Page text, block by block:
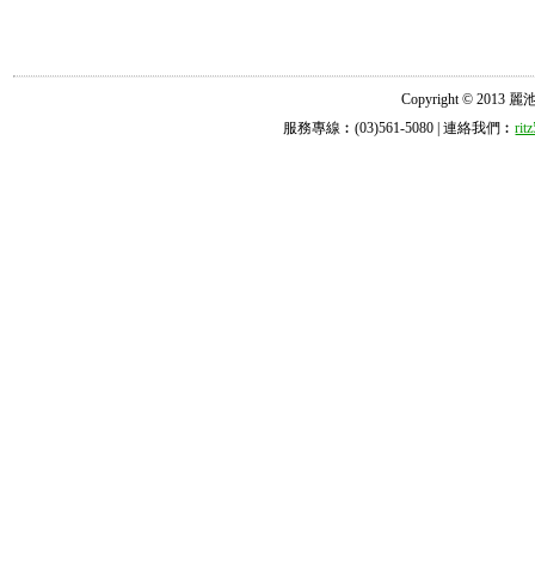
Copyright © 2013 麗
服務專線︰(03)561-5080 | 連絡我們︰